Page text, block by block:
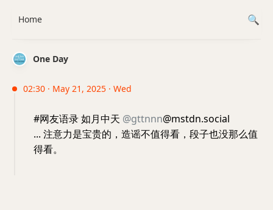
One Day
02:30 · May 21, 2025 · Wed
#网友语录 如月中天 @gttnnn@mstdn.social
... 注意力是宝贵的，造谣不值得看，段子也没那么值
得看。
Home